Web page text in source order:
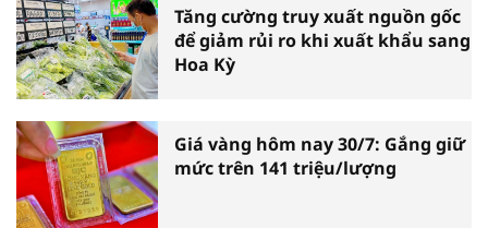
Tăng cường truy xuất nguồn gốc
để giảm rủi ro khi xuất khẩu sang
Hoa Kỳ
Giá vàng hôm nay 30/7: Gắng giữ
mức trên 141 triệu/lượng